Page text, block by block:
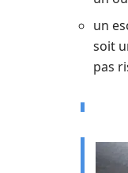
un
soit
pas